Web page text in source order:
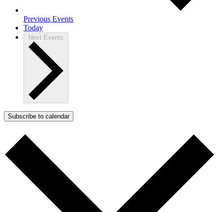
Previous Events
Today
Next Events
Subscribe to calendar